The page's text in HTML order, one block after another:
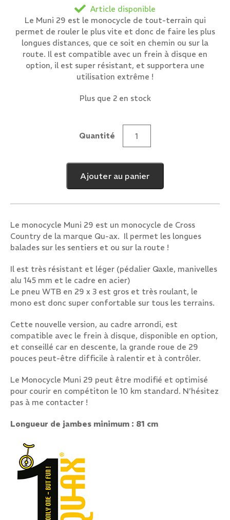
Article disponible
Le Muni 29 est le monocycle de tout-terrain qui
permet de rouler le plus vite et donc de faire les plus
longues distances, que ce soit en chemin ou sur la
route. Il est compatible avec un frein à disque en
option, il est super résistant, et supportera une
utilisation extrême !
Plus que 2 en stock
Quantitéquantité
Muni
29
Ajouter au panier
Le monocycle Muni 29 est un monocycle de Cross
Country de la marque Qu-ax. Il permet les longues
balades sur les sentiers et ou sur la route !
Il est très résistant et léger (pédalier Qaxle, manivelles
alu 145 mm et le cadre en acier)
Le pneu WTB en 29 x 3 est gros et très roulant, le
mono est donc super confortable sur tous les terrains.
Cette nouvelle version, au cadre arrondi, est
compatible avec le frein à disque, disponible en option,
et conseillé car en descente, la grande roue de 29
pouces peut-être difficile à ralentir et à contrôler.
Le Monocycle Muni 29 peut être modifié et optimisé
pour courir en compétiton le 10 km standard. N’hésitez
pas à me contacter !
Longueur de jambes minimum : 81 cm